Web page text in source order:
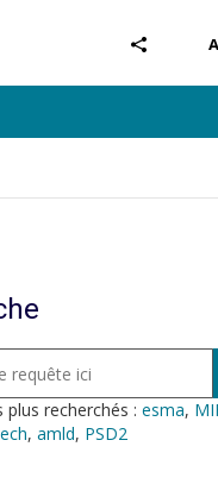
plus recherchés : esma,
, amld, PSD2